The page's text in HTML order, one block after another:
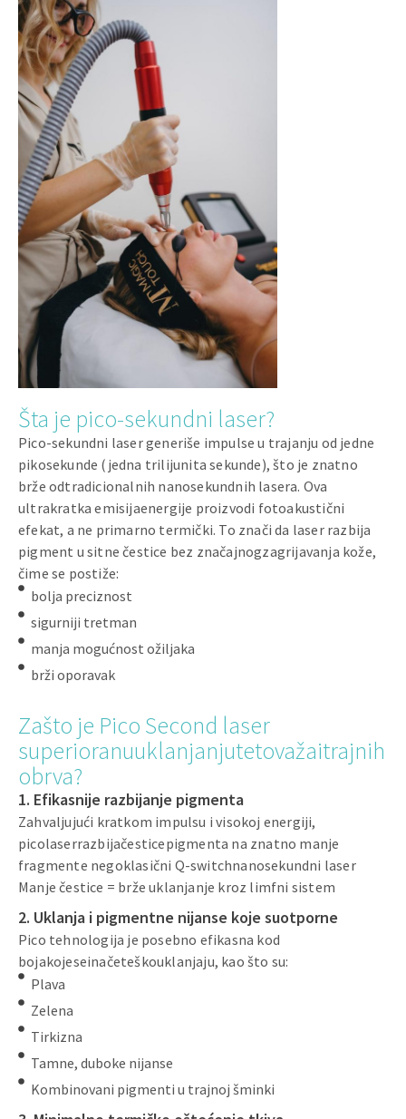
Šta je pico-sekundni laser?
Pico-sekundni laser generiše impulse u trajanju od jedne
pikosekunde (jedna trilijunita sekunde), što je znatno
brže odtradicionalnih nanosekundnih lasera. Ova
ultrakratka emisijaenergije proizvodi fotoakustični
efekat, a ne primarno termički. To znači da laser razbija
pigment u sitne čestice bez značajnogzagrijavanja kože,
čime se postiže:
bolja preciznost
sigurniji tretman
manja mogućnost ožiljaka
brži oporavak
Zašto je Pico Second laser
superioranuuklanjanjutetovažaitrajnih
obrva?
1. Efikasnije razbijanje pigmenta
Zahvaljujući kratkom impulsu i visokoj energiji,
picolaserrazbijačesticepigmenta na znatno manje
fragmente negoklasični Q-switchnanosekundni laser
Manje čestice = brže uklanjanje kroz limfni sistem
2. Uklanja i pigmentne nijanse koje suotporne
Pico tehnologija je posebno efikasna kod
bojakojeseinačeteškouklanjaju, kao što su:
Plava
Zelena
Tirkizna
Tamne, duboke nijanse
Kombinovani pigmenti u trajnoj šminki